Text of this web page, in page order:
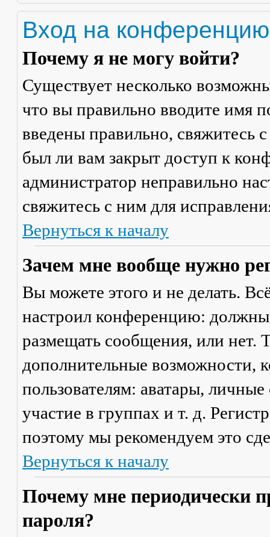
Вход на
Почему я не могу войти?
Существует несколько
что вы правильно вводите имя
введены правильно, свяжитесь
был ли вам закрыт доступ к
администратор неправильно
свяжитесь с ним для
Вернуться к началу
Зачем мне вообще нужно
Вы можете этого и не делать.
настроил конференцию: должны
размещать сообщения, или нет.
дополнительные возможности,
пользователям: аватары,
участие в группах и т. д.
поэтому мы рекомендуем это
Вернуться к началу
Почему мне периодически
пароля?